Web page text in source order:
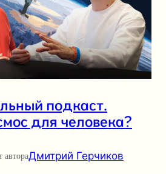
подкаст.
для человека?
автораДмитрий Герчиков